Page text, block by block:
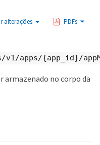
alterações PDFs
v1/apps/{app_id}/
armazenado no corpo da